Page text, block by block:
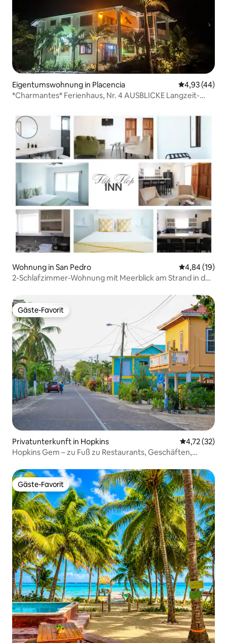
Eigentumswohnung in Placencia
4,93 (44)
*Charmantes* Ferienhaus, Nr. 4 AUSBLICKE Langzeit-
Wohnung in San Pedro
4,84 (19)
2-Schlafzimmer-Wohnung mit Meerblick am Strand in der
Gäste-Favorit
Gäste-Favorit
Privatunterkunft in Hopkins
4,72 (32)
Hopkins Gem – zu Fuß zu Restaurants, Geschäften,
Gäste-Favorit
Gäste-Favorit